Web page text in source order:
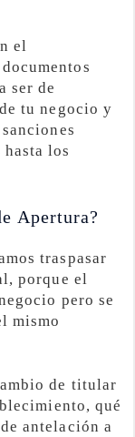
el
ser de
tu negocio y
los
Apertura?
traspasar
porque el
pero se
mismo
de titular
qué
antelación a